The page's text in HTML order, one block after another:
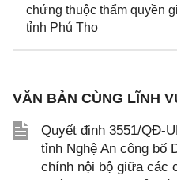
chứng thuộc thẩm quyền
tỉnh Phú Thọ
VĂN BẢN CÙNG LĨNH
Quyết định 3551/QĐ-
tỉnh Nghệ An công bố
chính nội bộ giữa các